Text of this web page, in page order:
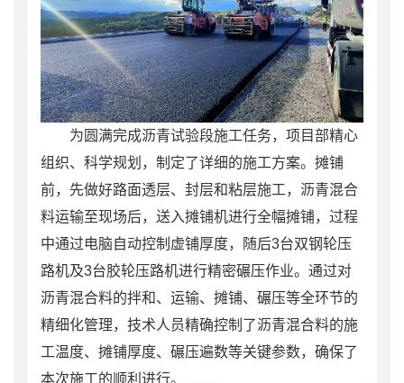
为圆满完成沥青试验段施工任务，项目部精心
组织、科学规划，制定了详细的施工方案。摊铺
前，先做好路面透层、封层和粘层施工，沥青混合
料运输至现场后，送入摊铺机进行全幅摊铺，过程
中通过电脑自动控制虚铺厚度，随后3台双钢轮压
路机及3台胶轮压路机进行精密碾压作业。通过对
沥青混合料的拌和、运输、摊铺、碾压等全环节的
精细化管理，技术人员精确控制了沥青混合料的施
工温度、摊铺厚度、碾压遍数等关键参数，确保了
本次施工的顺利进行。